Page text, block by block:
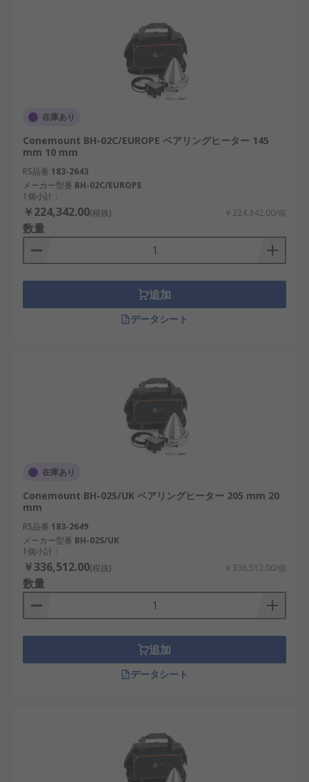
在庫あり
Conemount BH-02C/EUROPE ベアリングヒーター 145
mm 10 mm
RS品番 183-2643
メーカー型番 BH-02C/EUROPE
1個小計：
￥224,342.00(税抜) ￥224,342.00/個
数量
追加
データシート
在庫あり
Conemount BH-02S/UK ベアリングヒーター 205 mm 20
mm
RS品番 183-2649
メーカー型番 BH-02S/UK
1個小計：
￥336,512.00(税抜) ￥336,512.00/個
数量
追加
データシート